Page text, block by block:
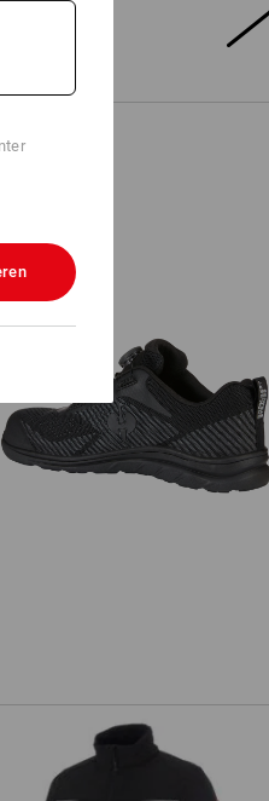
Sicherheitshalbschuhe e.s. Tegmen
IV low